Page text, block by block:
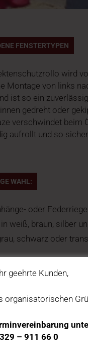
FENSTERTYPEN
wird
Montage von links
ist so ein
gedreht oder
verschwindet beim
aufrollt und so
WAHL:
oder
weiß, braun, silber
schwarz oder
Gewebe
geehrte Kunden,
organisatorischen
– 911 66 0